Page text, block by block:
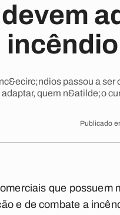
passou a
adaptar, quem n&atilde;o
Publicado
que possuem
e de combate a